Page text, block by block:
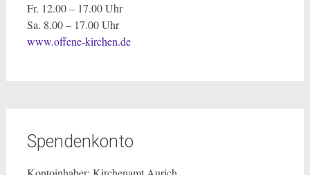
Fr. 12.00 – 17.00 Uhr
Sa. 8.00 – 17.00 Uhr
www.offene-kirchen.de
Spendenkonto